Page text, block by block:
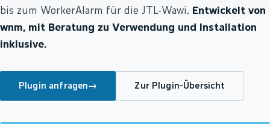
bis zum WorkerAlarm für die JTL-Wawi. Entwickelt von
wnm, mit Beratung zu Verwendung und Installation
inklusive.
Plugin anfragen→ Zur Plugin-Übersicht